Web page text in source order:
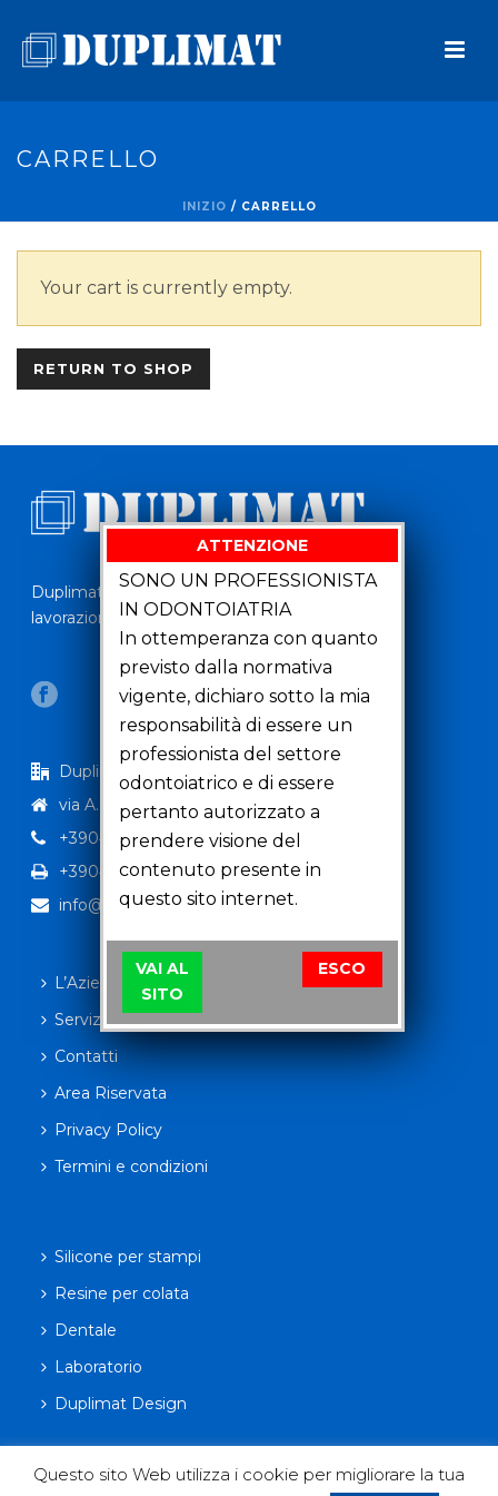
CARRELLO
INIZIO / CARRELLO
Your cart is currently empty.
RETURN TO SHOP
Duplimat si occupa dal 1999 della vendita e della
lavorazione di materiali per duplicazione.
Duplimat Srl
via A.Niedda 13 35010 Peraga (PD)
+39049629890
+390498934323
info@duplimat.it
L’Azienda
Servizi
Contatti
Area Riservata
Privacy Policy
Termini e condizioni
Silicone per stampi
Resine per colata
Dentale
Laboratorio
Duplimat Design
Questo sito Web utilizza i cookie per migliorare la tua
ATTENZIONE
SONO UN PROFESSIONISTA
IN ODONTOIATRIA
In ottemperanza con quanto
previsto dalla normativa
vigente, dichiaro sotto la mia
responsabilità di essere un
professionista del settore
odontoiatrico e di essere
pertanto autorizzato a
prendere visione del
contenuto presente in
questo sito internet.
VAI AL
SITO
ESCO